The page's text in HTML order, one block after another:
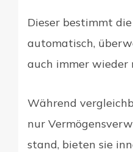
Dieser bestimmt
automatisch,
auch immer wieder
Während
nur
stand, bieten sie